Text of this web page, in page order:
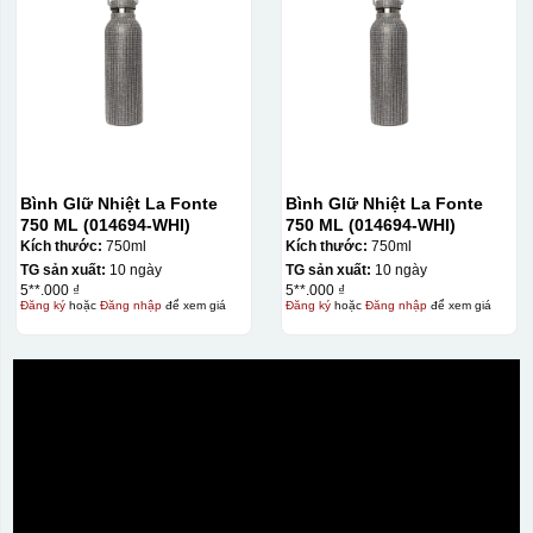
Bước 3: Xếp sản phẩm sau khi dán vào lò nung và
nung ở nhiệt độ 700-800 độ C
Deacl có 1 nền màu
vàng, khi in ở nhiệt cao, nền đó sẽ cháy và biến mất để
Bình GIữ Nhiệt La Fonte
750 ML (014694-WHI)
Kích thước: 750ml
TG sản xuất: 10 ngày
5**.000 ₫
Đăng kýhoặc Đăng nhậpđể xem giá
Bình GIữ Nhiệt La Fonte
750 ML (014694-WHI)
Kích thước: 750ml
TG sản xuất: 10 ngày
5**.000 ₫
Đăng kýhoặc Đăng nhậpđể xem giá